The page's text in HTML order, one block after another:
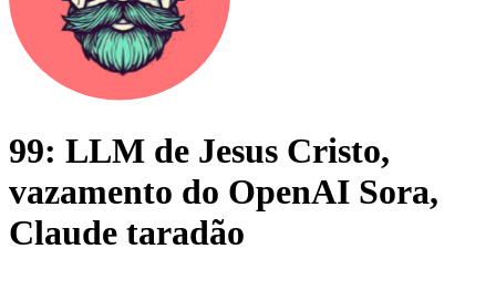
99: LLM de Jesus Cristo,
vazamento do OpenAI Sora,
Claude taradão